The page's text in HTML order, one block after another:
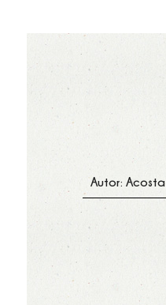
Autor: Acosta